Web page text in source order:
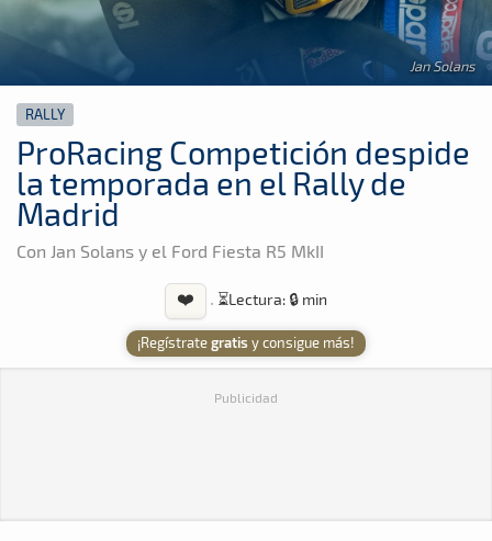
Jan Solans
RALLY
ProRacing Competición despide
la temporada en el Rally de
Madrid
Con Jan Solans y el Ford Fiesta R5 MkII
❤️ · ⏳Lectura: 🔒 min
¡Regístrategratis y consigue más!
Publicidad